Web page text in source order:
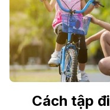
Cách tập